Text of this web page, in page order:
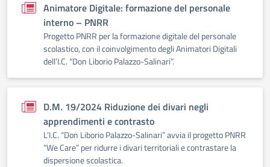
Animatore Digitale: formazione del personale
interno – PNRR
Progetto PNRR per la formazione digitale del personale
scolastico, con il coinvolgimento degli Animatori Digitali
dell’I.C. “Don Liborio Palazzo-Salinari”.
D.M. 19/2024 Riduzione dei divari negli
apprendimenti e contrasto
L’I.C. “Don Liborio Palazzo-Salinari” avvia il progetto PNRR
“We Care” per ridurre i divari territoriali e contrastare la
dispersione scolastica.